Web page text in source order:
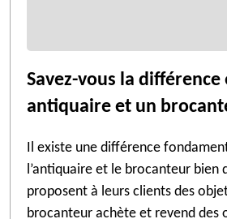
Savez-vous la
antiquaire et un
Il existe une différence
l’antiquaire et le brocanteur bien
proposent à leurs clients des
brocanteur achète et revend des